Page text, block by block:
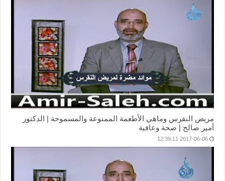
مريض النقرس وماهي الأطعمة الممنوعة والمسموحة | الدكتور
أمير صالح | صحة وعافية
2017-06-06 12:39:11